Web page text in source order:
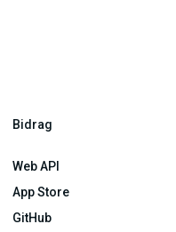
Bidrag
Web API
App Store
GitHub